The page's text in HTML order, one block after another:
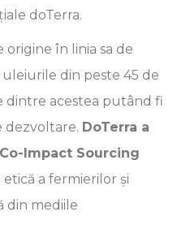
doTerra.
origine în linia sa de
din peste 45 de
dintre acestea putând fi
dezvoltare. DoTerra a
Impact Sourcing
a fermierilor și
din mediile